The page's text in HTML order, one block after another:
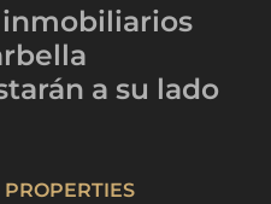
a su lado